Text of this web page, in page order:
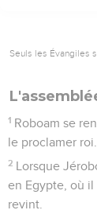
Seuls les Évangiles
1 Roboam se
le proclamer roi.
2 Lorsque
en Egypte, où
revint.